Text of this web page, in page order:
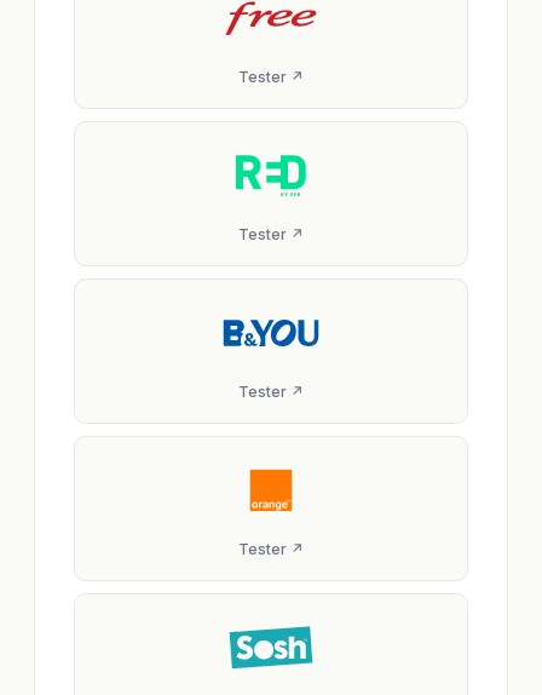
Tester ↗
Tester ↗
Tester ↗
Tester ↗